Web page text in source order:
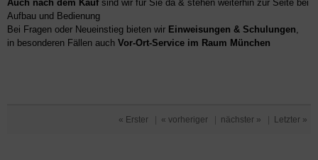
Auch nach dem Kaufsind wir für Sie da & stehen weiterhin zur Seite bei
Aufbau und Bedienung
Bei Fragen oder Neueinstieg bieten wir Einweisungen & Schulungen,
in besonderen Fällen auch Vor-Ort-Service im Raum München
« Erster « vorheriger nächster » Letzter »